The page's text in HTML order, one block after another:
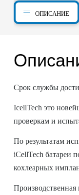
ОПИСАНИЕ
Срок службы
IcellTech это
проверкам и
По результатам
iCellTech батареи
кохлеарных